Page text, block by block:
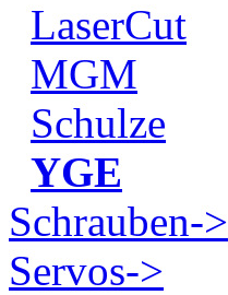
LaserCut
MGM
Schulze
YGE
Schrauben->
Servos->